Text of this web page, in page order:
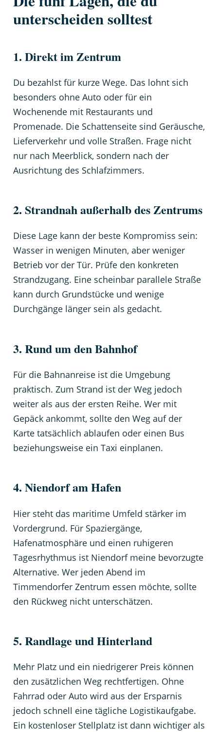
unterscheiden solltest
1. Direkt im Zentrum
Du bezahlst für kurze Wege. Das lohnt sich
besonders ohne Auto oder für ein
Wochenende mit Restaurants und
Promenade. Die Schattenseite sind Geräusche,
Lieferverkehr und volle Straßen. Frage nicht
nur nach Meerblick, sondern nach der
Ausrichtung des Schlafzimmers.
2. Strandnah außerhalb des Zentrums
Diese Lage kann der beste Kompromiss sein:
Wasser in wenigen Minuten, aber weniger
Betrieb vor der Tür. Prüfe den konkreten
Strandzugang. Eine scheinbar parallele Straße
kann durch Grundstücke und wenige
Durchgänge länger sein als gedacht.
3. Rund um den Bahnhof
Für die Bahnanreise ist die Umgebung
praktisch. Zum Strand ist der Weg jedoch
weiter als aus der ersten Reihe. Wer mit
Gepäck ankommt, sollte den Weg auf der
Karte tatsächlich ablaufen oder einen Bus
beziehungsweise ein Taxi einplanen.
4. Niendorf am Hafen
Hier steht das maritime Umfeld stärker im
Vordergrund. Für Spaziergänge,
Hafenatmosphäre und einen ruhigeren
Tagesrhythmus ist Niendorf meine bevorzugte
Alternative. Wer jeden Abend im
Timmendorfer Zentrum essen möchte, sollte
den Rückweg nicht unterschätzen.
5. Randlage und Hinterland
Mehr Platz und ein niedrigerer Preis können
den zusätzlichen Weg rechtfertigen. Ohne
Fahrrad oder Auto wird aus der Ersparnis
jedoch schnell eine tägliche Logistikaufgabe.
Ein kostenloser Stellplatz ist dann wichtiger als